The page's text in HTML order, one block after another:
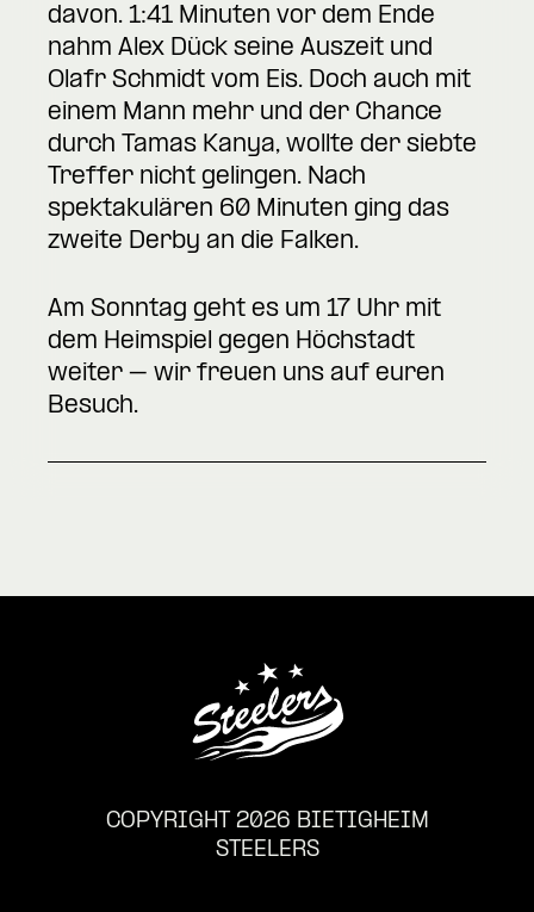
davon. 1:41 Minuten vor dem Ende
nahm Alex Dück seine Auszeit und
Olafr Schmidt vom Eis. Doch auch mit
einem Mann mehr und der Chance
durch Tamas Kanya, wollte der siebte
Treffer nicht gelingen. Nach
spektakulären 60 Minuten ging das
zweite Derby an die Falken.
Am Sonntag geht es um 17 Uhr mit
dem Heimspiel gegen Höchstadt
weiter – wir freuen uns auf euren
Besuch.
COPYRIGHT 2026 BIETIGHEIM
STEELERS